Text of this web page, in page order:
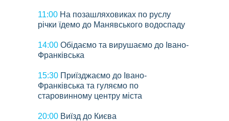
11:00 На позашляховиках по руслу
річки їдемо до Манявського водоспаду
14:00 Обідаємо та вирушаємо до Івано-
Франківська
15:30 Приїзджаємо до Івано-
Франківська та гуляємо по
старовинному центру міста
20:00 Виїзд до Києва